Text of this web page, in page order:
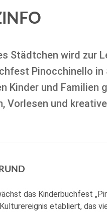
Städtchen wird zur
Pinocchinello in
Kinder und Familien
Vorlesen und
das Kinderbuchfest
etabliert, das